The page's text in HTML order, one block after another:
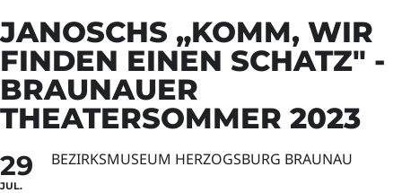
JANOSCHS „KOMM, WIR
FINDEN EINEN SCHATZ" -
BRAUNAUER
THEATERSOMMER 2023
29
JUL.
BEZIRKSMUSEUM HERZOGSBURG BRAUNAU